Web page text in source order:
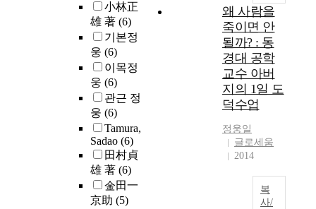
小林正
雄 著 (6)
기본정
웅 (6)
이목정
웅 (6)
관근 정
웅 (6)
Tamura,
Sadao (6)
田村貞
雄 著 (6)
金田一
京助 (5)
왜 사람을
죽이면 안
될까? : 동
경대 공학
교수 아버
지의 1일 도
덕수업
정웅일
글로세움
2014
복
사/